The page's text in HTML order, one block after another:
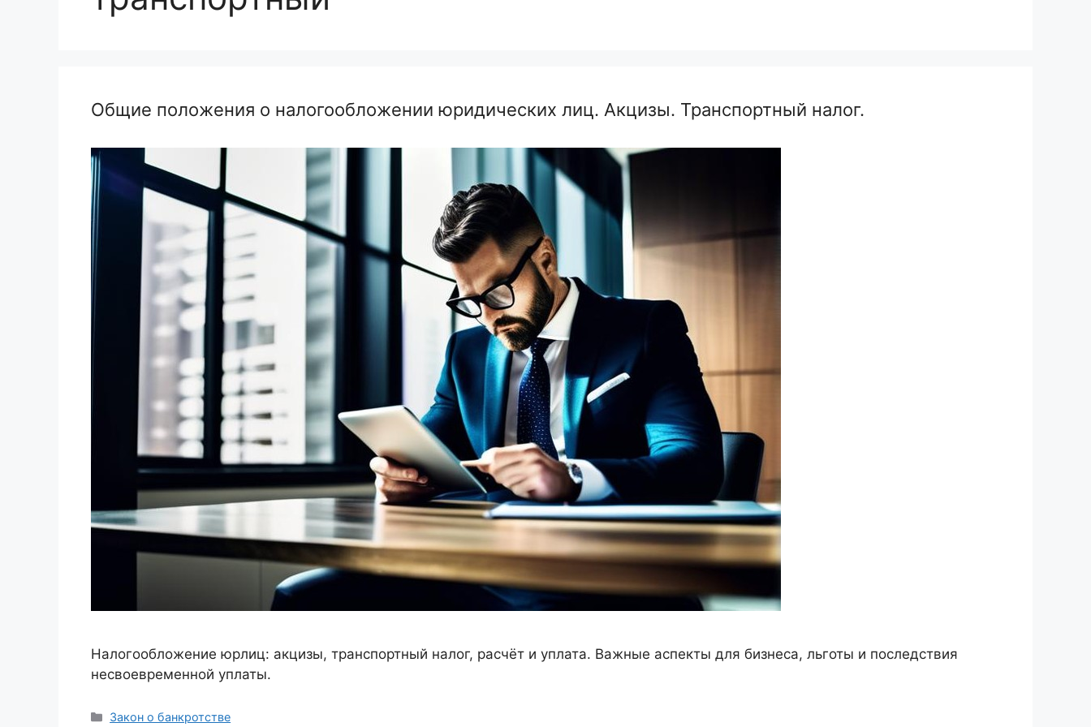
Общие положения о налогообложении юридических лиц. Акцизы. Транспортный налог.
Налогообложение юрлиц: акцизы, транспортный налог, расчёт и уплата. Важные аспекты для бизнеса, льготы и последствия
несвоевременной уплаты.
Рубрики
Закон о банкротстве